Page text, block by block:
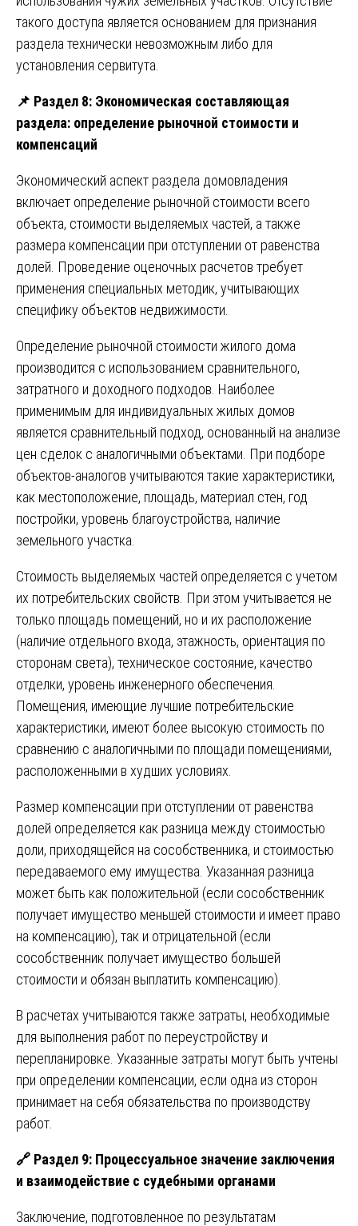
такого доступа является основанием для признания
раздела технически невозможным либо для
установления сервитута.
📌 Раздел 8: Экономическая составляющая
раздела: определение рыночной стоимости и
компенсаций
Экономический аспект раздела домовладения
включает определение рыночной стоимости всего
объекта, стоимости выделяемых частей, а также
размера компенсации при отступлении от равенства
долей. Проведение оценочных расчетов требует
применения специальных методик, учитывающих
специфику объектов недвижимости.
Определение рыночной стоимости жилого дома
производится с использованием сравнительного,
затратного и доходного подходов. Наиболее
применимым для индивидуальных жилых домов
является сравнительный подход, основанный на анализе
цен сделок с аналогичными объектами. При подборе
объектов-аналогов учитываются такие характеристики,
как местоположение, площадь, материал стен, год
постройки, уровень благоустройства, наличие
земельного участка.
Стоимость выделяемых частей определяется с учетом
их потребительских свойств. При этом учитывается не
только площадь помещений, но и их расположение
(наличие отдельного входа, этажность, ориентация по
сторонам света), техническое состояние, качество
отделки, уровень инженерного обеспечения.
Помещения, имеющие лучшие потребительские
характеристики, имеют более высокую стоимость по
сравнению с аналогичными по площади помещениями,
расположенными в худших условиях.
Размер компенсации при отступлении от равенства
долей определяется как разница между стоимостью
доли, приходящейся на сособственника, и стоимостью
передаваемого ему имущества. Указанная разница
может быть как положительной (если сособственник
получает имущество меньшей стоимости и имеет право
на компенсацию), так и отрицательной (если
сособственник получает имущество большей
стоимости и обязан выплатить компенсацию).
В расчетах учитываются также затраты, необходимые
для выполнения работ по переустройству и
перепланировке. Указанные затраты могут быть учтены
при определении компенсации, если одна из сторон
принимает на себя обязательства по производству
работ.
🔗 Раздел 9: Процессуальное значение заключения
и взаимодействие с судебными органами
Заключение, подготовленное по результатам